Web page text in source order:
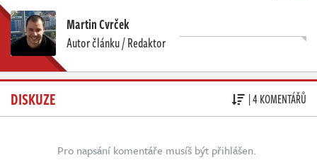
Martin Cvrček
Autor článku / Redaktor
DISKUZE | 4 KOMENTÁŘŮ
Pro napsání komentáře musíš být přihlášen.